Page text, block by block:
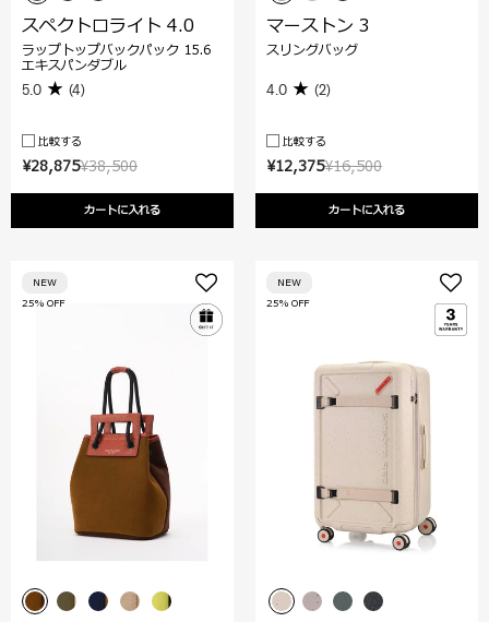
¥38,500
¥28,875
カートに入れる
スペクトロライト 4.0
ラップトップバックパック 15.6
エキスパンダブル
5.0 (4)
比較する
¥16,500
¥12,375
カートに入れる
マーストン 3
スリングバッグ
4.0 (2)
比較する
25% OFF
NEW
25% OFF
NEW